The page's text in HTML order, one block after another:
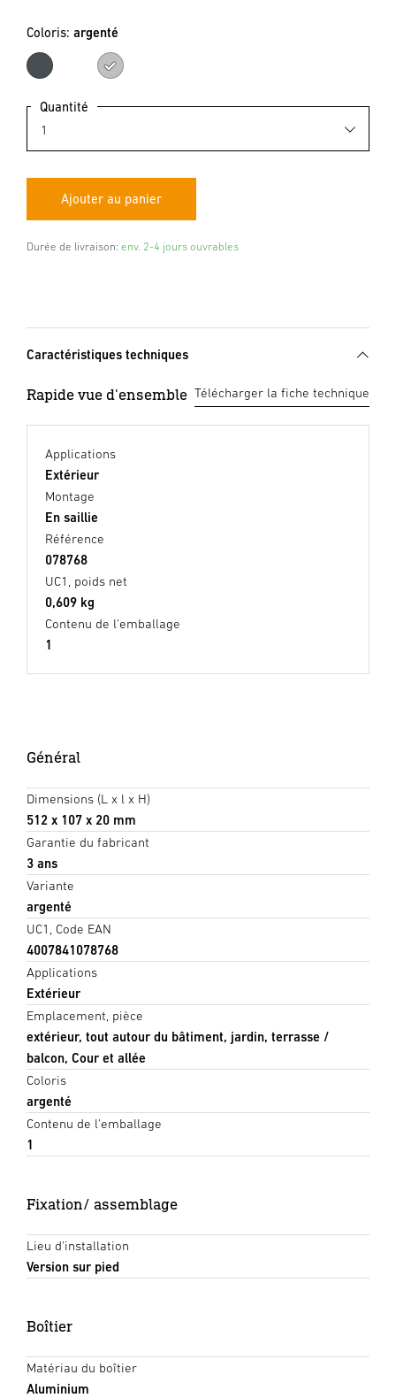
Coloris: argenté
anthraciteargenté
Quantité
Durée de livraison: env. 2-4 jours ouvrables
Caractéristiques techniques
Rapide vue d'ensemble Télécharger la fiche technique
Applications
Extérieur
Montage
En saillie
Référence
078768
UC1, poids net
0,609 kg
Contenu de l'emballage
1
Général
Dimensions (L x l x H)
512 x 107 x 20 mm
Garantie du fabricant
3 ans
Variante
argenté
UC1, Code EAN
4007841078768
Applications
Extérieur
Emplacement, pièce
extérieur, tout autour du bâtiment, jardin, terrasse /
balcon, Cour et allée
Coloris
argenté
Contenu de l'emballage
1
Fixation/ assemblage
Lieu d'installation
Version sur pied
Boîtier
Matériau du boîtier
Aluminium